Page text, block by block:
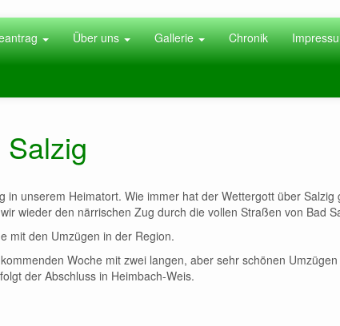
Über uns Gallerie Chronik
unserem Heimatort. Wie immer hat der Wettergott über Salzig
wieder den närrischen Zug durch die vollen Straßen von Bad
mit den Umzügen in der Region.
Woche mit zwei langen, aber sehr schönen
der Abschluss in Heimbach-Weis.